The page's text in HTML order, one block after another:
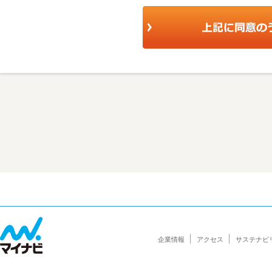
企業情報 アクセス サステナビ